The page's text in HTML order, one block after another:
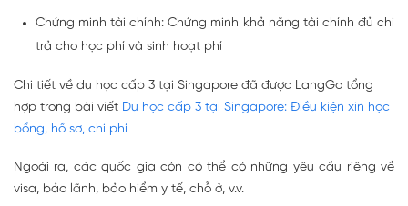
Chứng minh tài chính: Chứng minh khả năng tài chính đủ chi
trả cho học phí và sinh hoạt phí
Chi tiết về du học cấp 3 tại Singapore đã được LangGo tổng
hợp trong bài viết Du học cấp 3 tại Singapore: Điều kiện xin học
bổng, hồ sơ, chi phí
Ngoài ra, các quốc gia còn có thể có những yêu cầu riêng về
visa, bảo lãnh, bảo hiểm y tế, chỗ ở, v.v.